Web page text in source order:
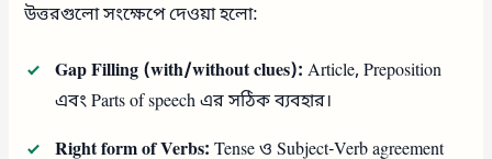
উত্তরগুলো সংক্ষেপে দেওয়া হলো:
Gap Filling (with/without clues): Article, Preposition
এবং Parts of speech এর সঠিক ব্যবহার।
Right form of Verbs: Tense ও Subject-Verb agreement